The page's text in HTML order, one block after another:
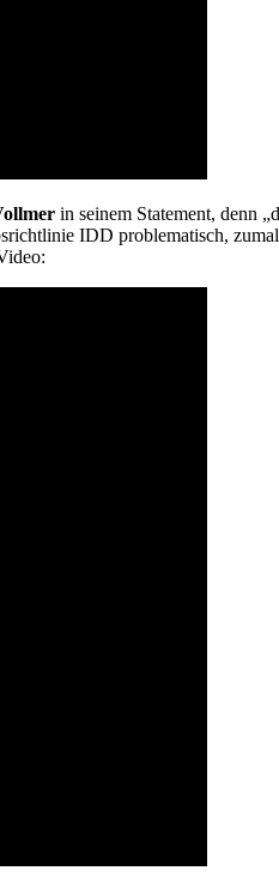
in seinem Statement, denn
IDD problematisch,